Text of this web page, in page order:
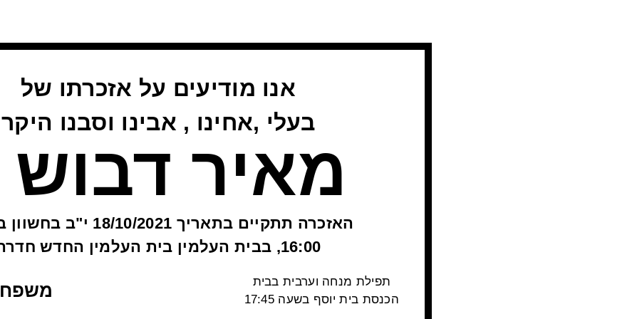
אנו מודיעים על אזכרתו של
בעלי ,אחינו , אבינו וסבנו היקר
מאיר
האזכרה תתקיים בתאריך 18/10/2021
16:00, בבית העלמין בית העלמין החדש חדרה
תפילת מנחה וערבית בבית
הכנסת בית יוסף בשעה 17:45